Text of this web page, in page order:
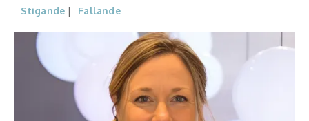
Moderator
Konferencier
Stigande
Fallande